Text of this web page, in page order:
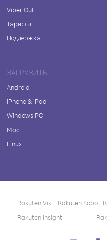
Viber Out
Тарифы
Поддержка
ЗАГРУЗИТЬ
Android
iPhone & iPad
Windows PC
Mac
Linux
Rakuten Viki Rakuten Kobo
Rakuten Insight